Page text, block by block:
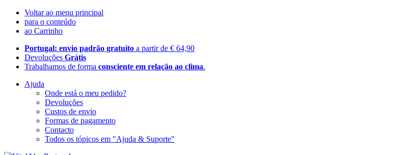
Voltar ao menu principal
para o conteúdo
ao Carrinho
Portugal: envio padrão gratuito a partir de € 64,90
Devoluções Grátis
Trabalhamos de forma consciente em relação ao clima.
Ajuda
Onde está o meu pedido?
Devoluções
Custos de envio
Formas de pagamento
Contacto
Todos os tópicos em "Ajuda & Suporte"